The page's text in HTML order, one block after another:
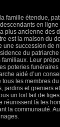
famille étendue,
en
plus ancienne des
est la maison du
succession de
du
Leur
poteries
aidé d’un
les membres
jardins et greniers
un toit fait de
là les
la communauté.